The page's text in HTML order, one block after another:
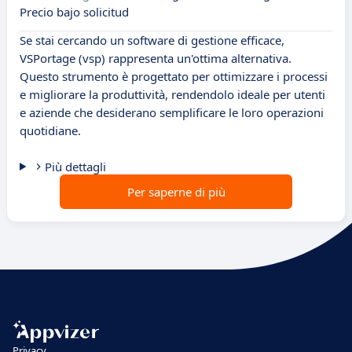
Precio bajo solicitud
Se stai cercando un software di gestione efficace,
VSPortage (vsp) rappresenta un'ottima alternativa.
Questo strumento è progettato per ottimizzare i processi
e migliorare la produttività, rendendolo ideale per utenti
e aziende che desiderano semplificare le loro operazioni
quotidiane.
Più dettagli
Per saperne di più